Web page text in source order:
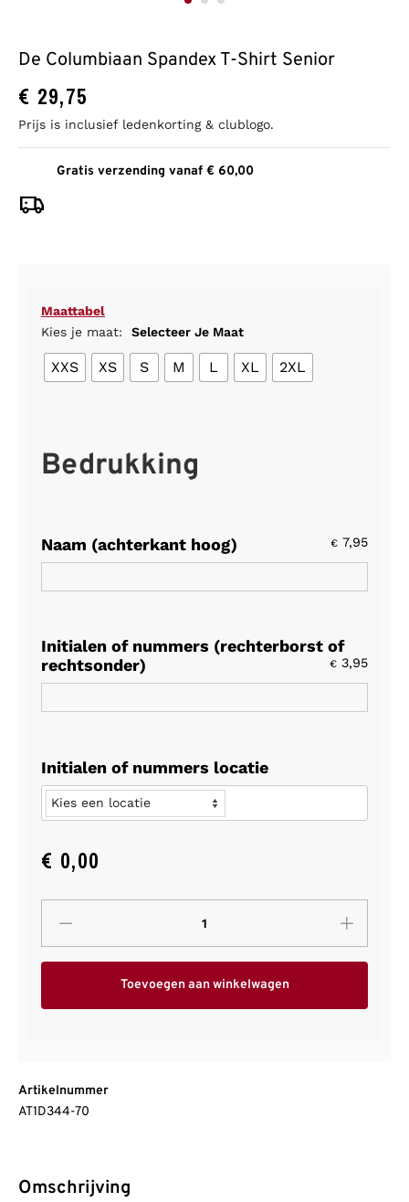
De Columbiaan Spandex T-Shirt Senior
€ 29,75
Prijs is inclusief ledenkorting & clublogo.
Gratis verzending vanaf € 60,00
Maattabel
Kies je maat:
Selecteer Je Maat
XXS XS S M L XL 2XL
Bedrukking
Naam (achterkant hoog) € 7,95
Initialen of nummers (rechterborst of
rechtsonder)
€ 3,95
Initialen of nummers locatie
€ 0,00
Toevoegen aan winkelwagen
Artikelnummer
AT1D344-70
Omschrijving